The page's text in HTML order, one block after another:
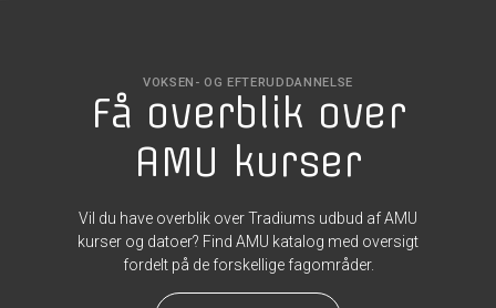
VOKSEN- OG EFTERUDDANNELSE
Få overblik over
AMU kurser
Vil du have overblik over Tradiums udbud af AMU
kurser og datoer? Find AMU katalog med oversigt
fordelt på de forskellige fagområder.